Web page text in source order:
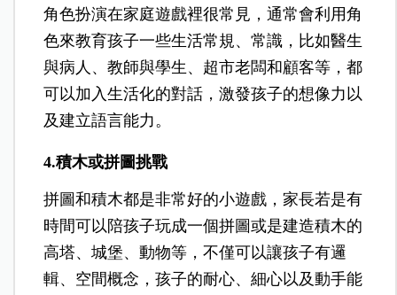
角色扮演在家庭遊戲裡很常見，通常會利用角
色來教育孩子一些生活常規、常識，比如醫生
與病人、教師與學生、超市老闆和顧客等，都
可以加入生活化的對話，激發孩子的想像力以
及建立語言能力。
4.積木或拼圖挑戰
拼圖和積木都是非常好的小遊戲，家長若是有
時間可以陪孩子玩成一個拼圖或是建造積木的
高塔、城堡、動物等，不僅可以讓孩子有邏
輯、空間概念，孩子的耐心、細心以及動手能